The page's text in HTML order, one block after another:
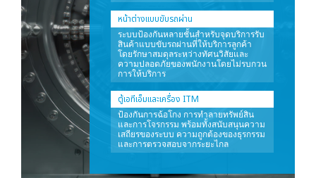
หน้าต่างแบบขับรถผ่าน
ระบบป้องกันหลายชั้นสำหรับจุดบริการรับ
สินค้าแบบขับรถผ่านที่ให้บริการลูกค้า
โดยรักษาสมดุลระหว่างทัศนวิสัยและ
ความปลอดภัยของพนักงานโดยไม่รบกวน
การให้บริการ
ตู้เอทีเอ็มและเครื่อง ITM
ป้องกันการฉ้อโกง การทำลายทรัพย์สิน
และการโจรกรรม พร้อมทั้งสนับสนุนความ
เสถียรของระบบ ความถูกต้องของธุรกรรม
และการตรวจสอบจากระยะไกล